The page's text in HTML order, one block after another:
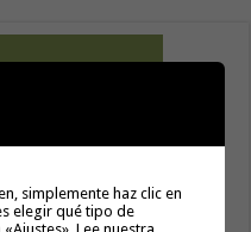
simplemente haz clic en
elegir qué tipo de